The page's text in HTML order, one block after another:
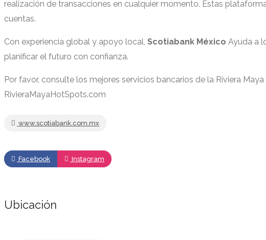
realización de transacciones en cualquier momento. Estas
cuentas.
Con experiencia global y apoyo local, Scotiabank México Ayuda a
planificar el futuro con confianza.
Por favor, consulte los mejores servicios bancarios de la Riviera Maya
RivieraMayaHotSpots.com
www.scotiabank.com.mx
Facebook Instagram
Ubicación